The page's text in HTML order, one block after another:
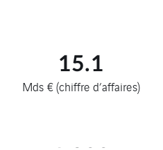
15.1
Mds € (chiffre d’affaires)